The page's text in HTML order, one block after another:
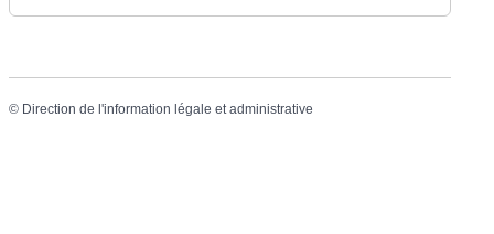
© Direction de l'information légale et administrative